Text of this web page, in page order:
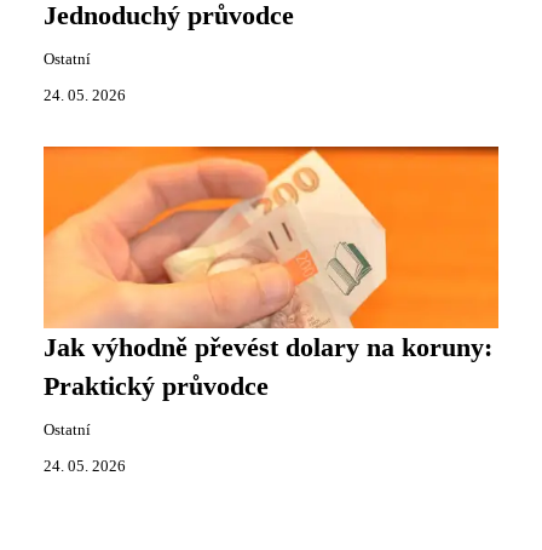
Jednoduchý průvodce
Ostatní
24. 05. 2026
Jak výhodně převést dolary na koruny:
Praktický průvodce
Ostatní
24. 05. 2026